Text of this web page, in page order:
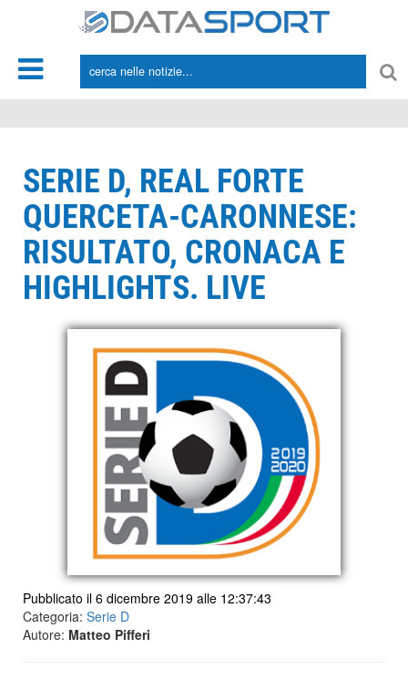
SERIE D, REAL FORTE
QUERCETA-CARONNESE:
RISULTATO, CRONACA E
HIGHLIGHTS. LIVE
Pubblicato il 6 dicembre 2019 alle 12:37:43
Categoria: Serie D
Autore: Matteo Pifferi